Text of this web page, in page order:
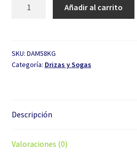
x
Kg
Añadir al carrito
SKU: DAM58KG
Categoría: Drizas y Sogas
Descripción
Valoraciones (0)